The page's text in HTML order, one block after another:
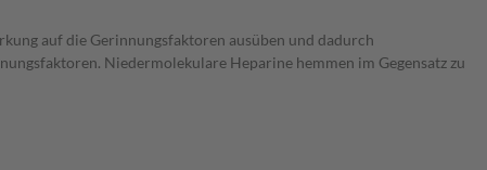
auf die Gerinnungsfaktoren ausüben und dadurch
Niedermolekulare Heparine hemmen im Gegensatz zu